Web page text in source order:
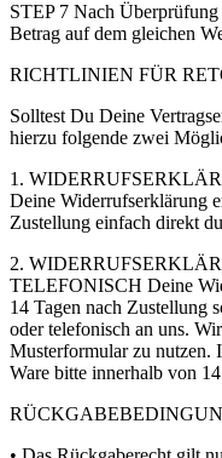
STEP 7 Nach
Betrag auf dem gleichen
RICHTLINIEN FÜR
Solltest Du Deine
hierzu folgende zwei
1.
Deine Widerrufserklärung
Zustellung einfach direkt
2.
TELEFONISCH Deine
14 Tagen nach Zustellung
oder telefonisch an uns.
Musterformular zu nutzen.
Ware bitte innerhalb von